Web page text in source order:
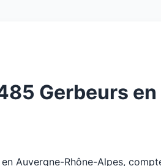
Gerbeurs
Auvergne-Rhône-Alpes,